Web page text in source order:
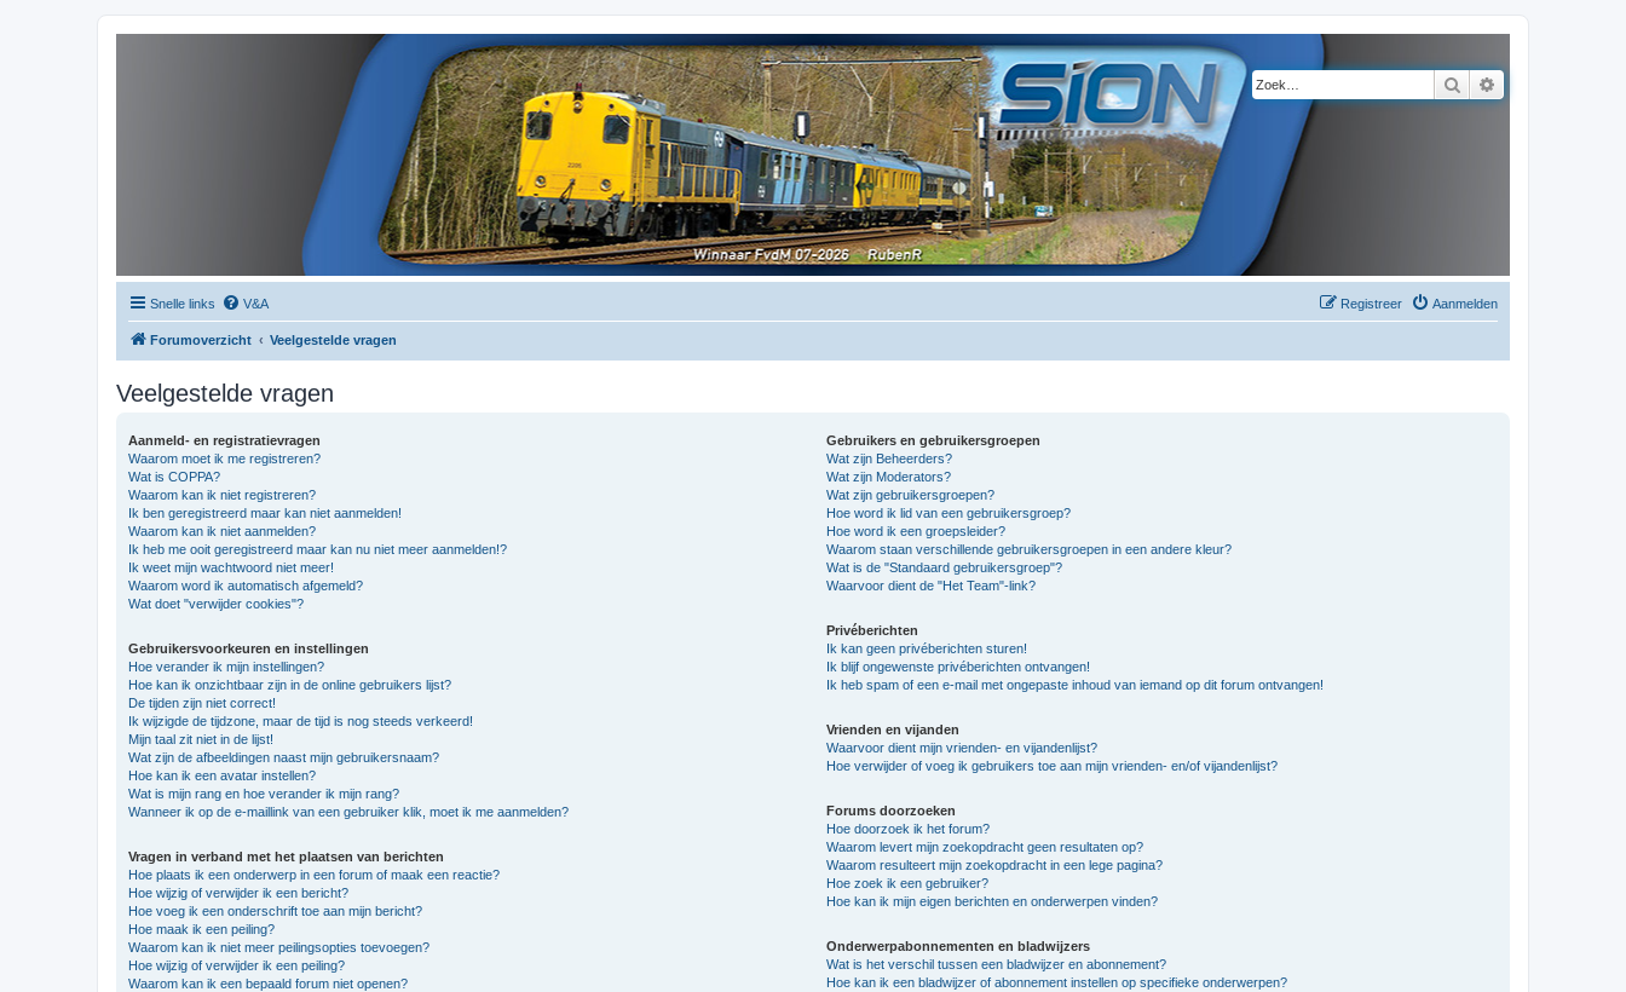
Zoek
Snelle links V&A Aanmelden
Registreer
Forumoverzicht Veelgestelde vragen
Veelgestelde vragen
Aanmeld- en registratievragen
Waarom moet ik me registreren?
Wat is COPPA?
Waarom kan ik niet registreren?
Ik ben geregistreerd maar kan niet aanmelden!
Waarom kan ik niet aanmelden?
Ik heb me ooit geregistreerd maar kan nu niet meer aanmelden!?
Ik weet mijn wachtwoord niet meer!
Waarom word ik automatisch afgemeld?
Wat doet "verwijder cookies"?
Gebruikersvoorkeuren en instellingen
Hoe verander ik mijn instellingen?
Hoe kan ik onzichtbaar zijn in de online gebruikers lijst?
De tijden zijn niet correct!
Ik wijzigde de tijdzone, maar de tijd is nog steeds verkeerd!
Mijn taal zit niet in de lijst!
Wat zijn de afbeeldingen naast mijn gebruikersnaam?
Hoe kan ik een avatar instellen?
Wat is mijn rang en hoe verander ik mijn rang?
Wanneer ik op de e-maillink van een gebruiker klik, moet ik me aanmelden?
Vragen in verband met het plaatsen van berichten
Hoe plaats ik een onderwerp in een forum of maak een reactie?
Hoe wijzig of verwijder ik een bericht?
Hoe voeg ik een onderschrift toe aan mijn bericht?
Hoe maak ik een peiling?
Waarom kan ik niet meer peilingsopties toevoegen?
Hoe wijzig of verwijder ik een peiling?
Waarom kan ik een bepaald forum niet openen?
Gebruikers en gebruikersgroepen
Wat zijn Beheerders?
Wat zijn Moderators?
Wat zijn gebruikersgroepen?
Hoe word ik lid van een gebruikersgroep?
Hoe word ik een groepsleider?
Waarom staan verschillende gebruikersgroepen in een andere kleur?
Wat is de "Standaard gebruikersgroep"?
Waarvoor dient de "Het Team"-link?
Privéberichten
Ik kan geen privéberichten sturen!
Ik blijf ongewenste privéberichten ontvangen!
Ik heb spam of een e-mail met ongepaste inhoud van iemand op dit forum ontvangen!
Vrienden en vijanden
Waarvoor dient mijn vrienden- en vijandenlijst?
Hoe verwijder of voeg ik gebruikers toe aan mijn vrienden- en/of vijandenlijst?
Forums doorzoeken
Hoe doorzoek ik het forum?
Waarom levert mijn zoekopdracht geen resultaten op?
Waarom resulteert mijn zoekopdracht in een lege pagina?
Hoe zoek ik een gebruiker?
Hoe kan ik mijn eigen berichten en onderwerpen vinden?
Onderwerpabonnementen en bladwijzers
Wat is het verschil tussen een bladwijzer en abonnement?
Hoe kan ik een bladwijzer of abonnement instellen op specifieke onderwerpen?